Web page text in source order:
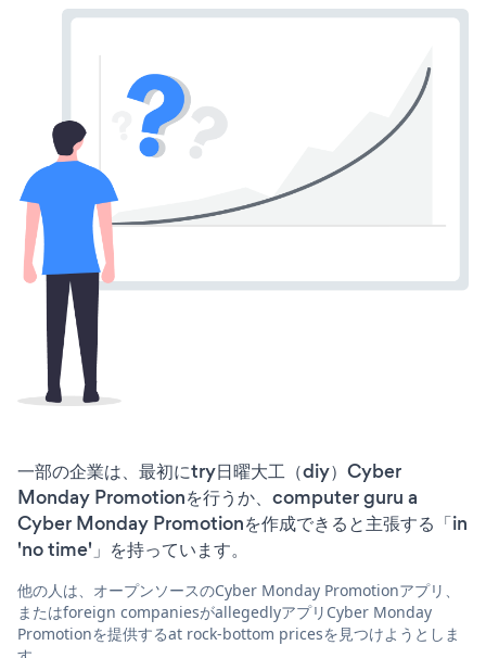
一部の企業は、最初にtry日曜大工（diy）Cyber
Monday Promotionを行うか、computer guru a
Cyber Monday Promotionを作成できると主張する「in
'no time'」を持っています。
他の人は、オープンソースのCyber Monday Promotionアプリ、
またはforeign companiesがallegedlyアプリCyber Monday
Promotionを提供するat rock-bottom pricesを見つけようとしま